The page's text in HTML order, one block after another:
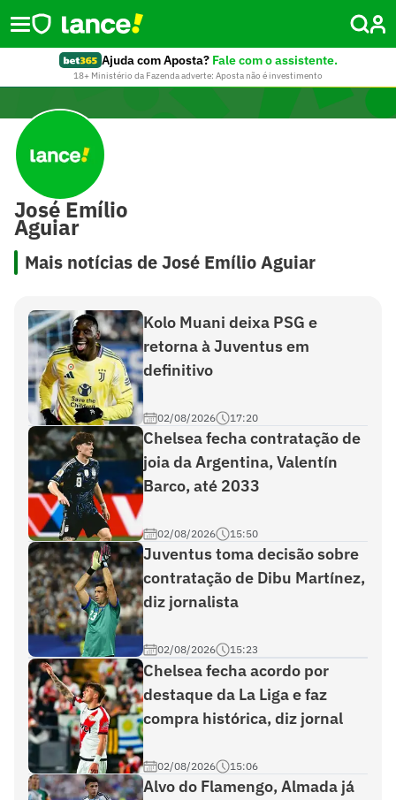
Ajuda com Aposta? Fale com o assistente.
18+ Ministério da Fazenda adverte: Aposta não é investimento
José Emílio
Aguiar
Mais notícias de José Emílio Aguiar
Kolo Muani deixa PSG e
retorna à Juventus em
definitivo
02/08/2026 17:20
Chelsea fecha contratação de
joia da Argentina, Valentín
Barco, até 2033
02/08/2026 15:50
Juventus toma decisão sobre
contratação de Dibu Martínez,
diz jornalista
02/08/2026 15:23
Chelsea fecha acordo por
destaque da La Liga e faz
compra histórica, diz jornal
02/08/2026 15:06
Alvo do Flamengo, Almada já